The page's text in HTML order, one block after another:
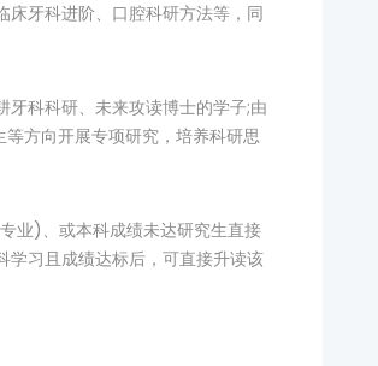
床牙科进阶、口腔科研方法等，同
科科研、未来攻读博士的学子;由
方向开展专项研究，培养科研思
业)、或本科成绩未达研究生直接
学习且成绩达标后，可直接升读该